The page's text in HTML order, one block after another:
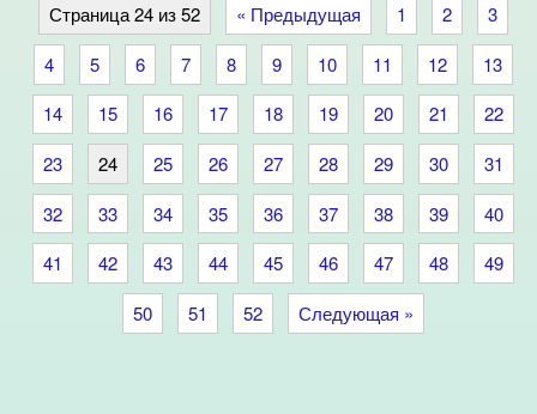
Страница 24 из 52 « Предыдущая 1 2
3
4
5 6 7 8 9 10 11 12
13
14
15 16 17 18 19 20 21
22
23
24 25 26 27 28 29 30
31
32
33 34 35 36 37 38 39
40
41
42 43 44 45 46 47 48
49
50
51 52 Следующая »